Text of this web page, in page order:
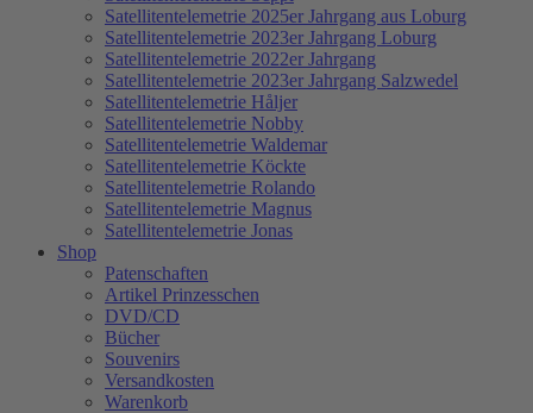
Satellitentelemetrie 2025er Jahrgang aus Loburg
Satellitentelemetrie 2023er Jahrgang Loburg
Satellitentelemetrie 2022er Jahrgang
Satellitentelemetrie 2023er Jahrgang Salzwedel
Satellitentelemetrie Håljer
Satellitentelemetrie Nobby
Satellitentelemetrie Waldemar
Satellitentelemetrie Köckte
Satellitentelemetrie Rolando
Satellitentelemetrie Magnus
Satellitentelemetrie Jonas
Shop
Patenschaften
Artikel Prinzesschen
DVD/CD
Bücher
Souvenirs
Versandkosten
Warenkorb